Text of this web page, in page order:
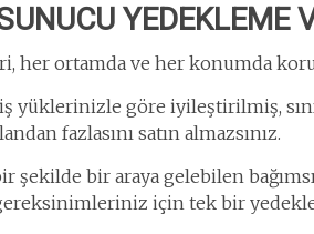
YEDEKLEME
her ortamda ve her konumda
yüklerinizle göre iyileştirilmiş,
fazlasını satın almazsınız.
şekilde bir araya gelebilen
için tek bir